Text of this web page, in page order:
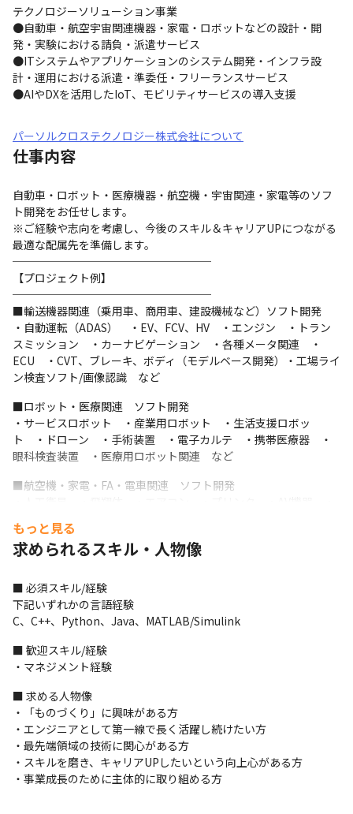
テクノロジーソリューション事業
●自動車・航空宇宙関連機器・家電・ロボットなどの設計・開
発・実験における請負・派遣サービス
●ITシステムやアプリケーションのシステム開発・インフラ設
計・運用における派遣・準委任・フリーランスサービス
●AIやDXを活用したIoT、モビリティサービスの導入支援
パーソルクロステクノロジー株式会社について
仕事内容
自動車・ロボット・医療機器・航空機・宇宙関連・家電等のソフ
ト開発をお任せします。
※ご経験や志向を考慮し、今後のスキル＆キャリアUPにつながる
最適な配属先を準備します。
──────────────────
【プロジェクト例】
──────────────────
■輸送機器関連（乗用車、商用車、建設機械など）ソフト開発
・自動運転（ADAS）　・EV、FCV、HV　・エンジン　・トラン
スミッション　・カーナビゲーション　・各種メータ関連　・
ECU　・CVT、ブレーキ、ボディ（モデルベース開発）・工場ライ
ン検査ソフト/画像認識　など
■ロボット・医療関連　ソフト開発
・サービスロボット　・産業用ロボット　・生活支援ロボッ
ト　・ドローン　・手術装置　・電子カルテ　・携帯医療器　・
眼科検査装置　・医療用ロボット関連　など
■航空機・家電・FA・電車関連　ソフト開発
器　・環境試験機支援　・自動認識機器　など
──────────────────
──────────────────
当社は、同業他社では珍しく、実験設備・開発センターを複数持
っており、構想・設計から実験・認証までを一括で請け負うこと
そんな環境と、完成車メーカーをバックグラウンドとしている技
術力も含め、メーカー様を中心に官公庁・大学・研究機関など、
エンジニアとしてキャリアを伸ばしたい方、PL/PMとしてリーダ
ーシップを発揮したい方、技術を極めるスペシャリスト志向の方
を歓迎しています。
──────────────────
【就業環境】
──────────────────
もっと見る
求められるスキル・人物像
■ 必須スキル/経験
下記いずれかの言語経験
C、C++、Python、Java、MATLAB/Simulink
■ 歓迎スキル/経験
・マネジメント経験
■ 求める人物像
・「ものづくり」に興味がある方
・エンジニアとして第一線で長く活躍し続けたい方
・最先端領域の技術に関心がある方
・スキルを磨き、キャリアUPしたいという向上心がある方
・事業成長のために主体的に取り組める方